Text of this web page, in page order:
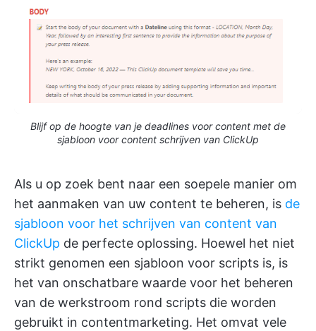
Blijf op de hoogte van je deadlines voor content met de
sjabloon voor content schrijven van ClickUp
Als u op zoek bent naar een soepele manier om
het aanmaken van uw content te beheren, is de
sjabloon voor het schrijven van content van
ClickUp de perfecte oplossing. Hoewel het niet
strikt genomen een sjabloon voor scripts is, is
het van onschatbare waarde voor het beheren
van de werkstroom rond scripts die worden
gebruikt in contentmarketing. Het omvat vele